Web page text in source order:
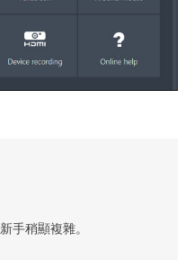
手稍顯複雜。